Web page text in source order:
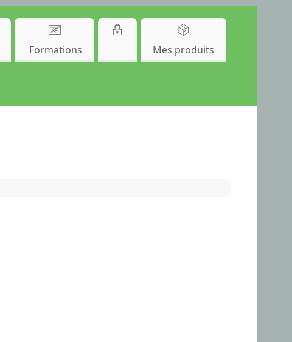
Formations Mes produits